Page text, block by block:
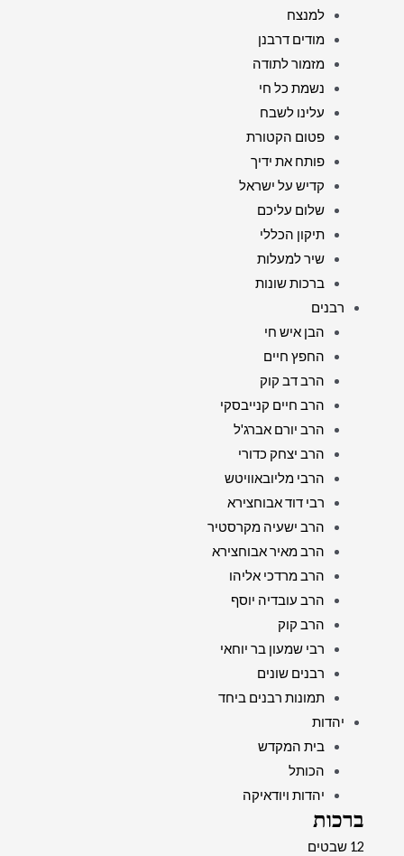
למנצח
מודים דרבנן
מזמור לתודה
נשמת כל חי
עלינו לשבח
פטום הקטורת
פותח את ידיך
קדיש על ישראל
שלום עליכם
תיקון הכללי
שיר למעלות
ברכות שונות
רבנים
הבן איש חי
החפץ חיים
הרב דב קוק
הרב חיים קנייבסקי
הרב יורם אברג'ל
הרב יצחק כדורי
הרבי מליובאוויטש
רבי דוד אבוחצירא
הרב ישעיה מקרסטיר
הרב מאיר אבוחצירא
הרב מרדכי אליהו
הרב עובדיה יוסף
הרב קוק
רבי שמעון בר יוחאי
רבנים שונים
תמונות רבנים ביחד
יהדות
בית המקדש
הכותל
יהדות ויודאיקה
ברכות
12 שבטים